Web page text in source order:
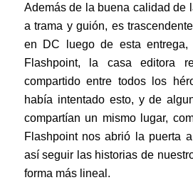
Además de la buena calidad de
a trama y guión, es
en DC luego de esta
Flashpoint, la casa editora
compartido entre todos los
había intentado esto, y de
compartían un mismo lugar,
Flashpoint nos abrió la puerta
así seguir las historias de
forma más lineal.